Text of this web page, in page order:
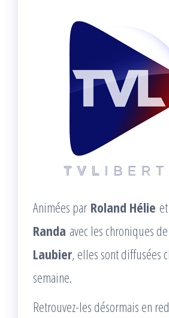
Animées par Roland Hélie et
Randa avec les chroniques de
Laubier, elles sont diffusées
semaine.
Retrouvez-les désormais en